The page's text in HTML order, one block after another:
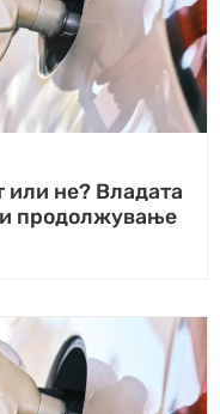
или не? Владата
и продолжување